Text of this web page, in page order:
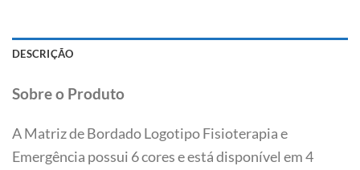
DESCRIÇÃO
Sobre o Produto
A Matriz de Bordado Logotipo Fisioterapia e
Emergência possui 6 cores e está disponível em 4